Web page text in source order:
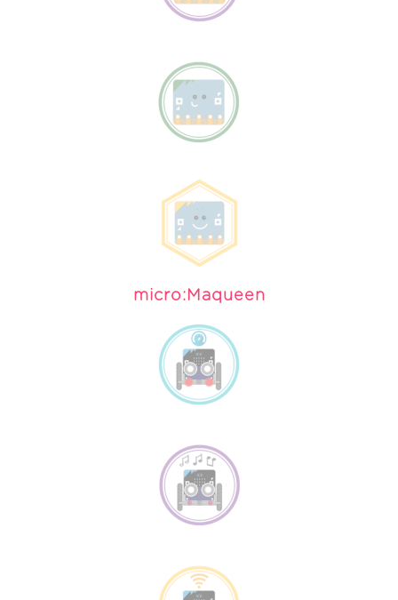
micro:Maqueen